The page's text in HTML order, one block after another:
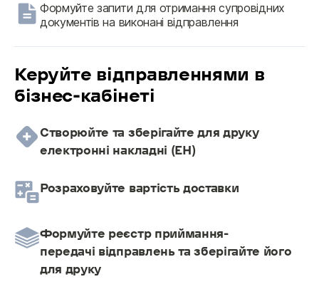
Формуйте запити для отримання супровідних
документів на виконані відправлення
Керуйте відправленнями в
бізнес-кабінеті
Створюйте та зберігайте для друку
електронні накладні (ЕН)
Розраховуйте вартість доставки
Формуйте реєстр приймання-
передачі відправлень та зберігайте його
для друку